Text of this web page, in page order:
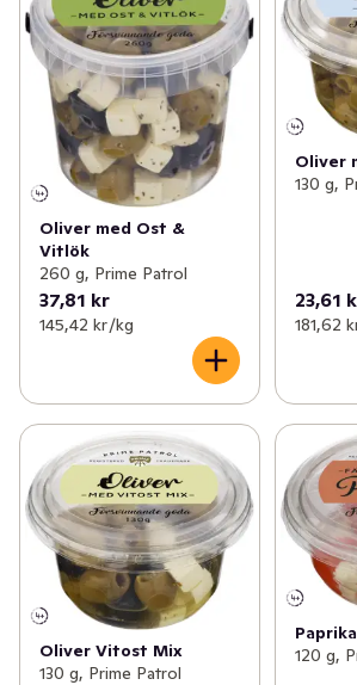
Oliver med Ost &
Vitlök
260 g, Prime Patrol
37,81 kr
145,42 kr /kg
Oliver
130 g,
23,61
181,62
Oliver Vitost Mix
130 g, Prime Patrol
120 g,